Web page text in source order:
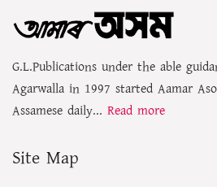
G.L.Publications under the able
Agarwalla in 1997 started Aamar
Assamese daily... Read more
Site Map